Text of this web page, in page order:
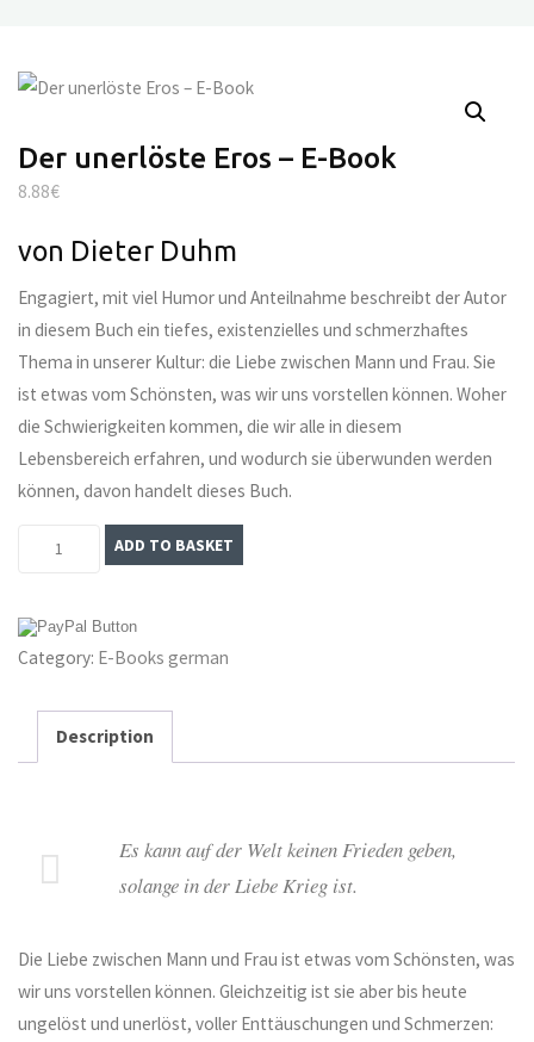
Der unerlöste Eros – E-Book
8.88€
von Dieter Duhm
Engagiert, mit viel Humor und Anteilnahme beschreibt der Autor
in diesem Buch ein tiefes, existenzielles und schmerzhaftes
Thema in unserer Kultur: die Liebe zwischen Mann und Frau. Sie
ist etwas vom Schönsten, was wir uns vorstellen können. Woher
die Schwierigkeiten kommen, die wir alle in diesem
Lebensbereich erfahren, und wodurch sie überwunden werden
können, davon handelt dieses Buch.
–
E-
quantity
ADD TO BASKET
Category: E-Books german
Description
Es kann auf der Welt keinen Frieden geben,
solange in der Liebe Krieg ist.
Die Liebe zwischen Mann und Frau ist etwas vom Schönsten, was
wir uns vorstellen können. Gleichzeitig ist sie aber bis heute
ungelöst und unerlöst, voller Enttäuschungen und Schmerzen: